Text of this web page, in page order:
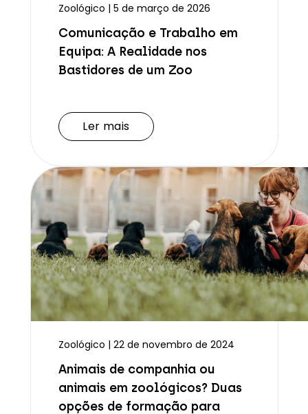
Zoológico | 5 de março de 2026
Comunicação e Trabalho em
Equipa: A Realidade nos
Bastidores de um Zoo
Ler mais
Zoológico | 22 de novembro de 2024
Animais de companhia ou
animais em zoológicos? Duas
opções de formação para